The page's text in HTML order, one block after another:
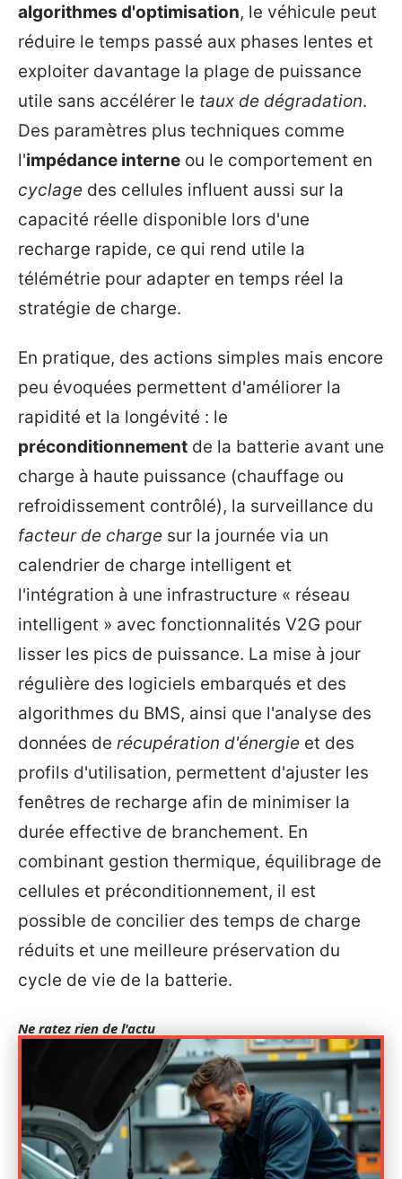
algorithmes d'optimisation, le véhicule peut
réduire le temps passé aux phases lentes et
exploiter davantage la plage de puissance
utile sans accélérer le taux de dégradation.
Des paramètres plus techniques comme
l'impédance interne ou le comportement en
cyclage des cellules influent aussi sur la
capacité réelle disponible lors d'une
recharge rapide, ce qui rend utile la
télémétrie pour adapter en temps réel la
stratégie de charge.
En pratique, des actions simples mais encore
peu évoquées permettent d'améliorer la
rapidité et la longévité : le
préconditionnement de la batterie avant une
charge à haute puissance (chauffage ou
refroidissement contrôlé), la surveillance du
facteur de charge sur la journée via un
calendrier de charge intelligent et
l'intégration à une infrastructure « réseau
intelligent » avec fonctionnalités V2G pour
lisser les pics de puissance. La mise à jour
régulière des logiciels embarqués et des
algorithmes du BMS, ainsi que l'analyse des
données de récupération d'énergie et des
profils d'utilisation, permettent d'ajuster les
fenêtres de recharge afin de minimiser la
durée effective de branchement. En
combinant gestion thermique, équilibrage de
cellules et préconditionnement, il est
possible de concilier des temps de charge
réduits et une meilleure préservation du
cycle de vie de la batterie.
Ne ratez rien de l'actu